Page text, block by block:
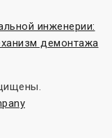
инженерии:
демонтажа